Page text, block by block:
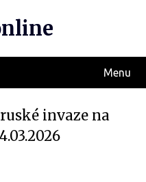
Menu
invaze na